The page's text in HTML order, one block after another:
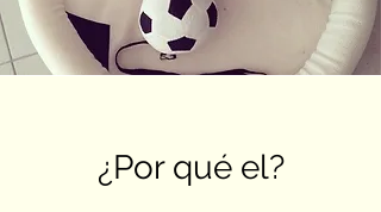
¿Por qué el?